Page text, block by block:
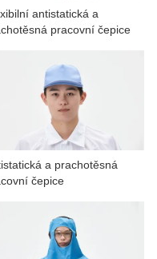
antistatická a
pracovní čepice
a prachotěsná
čepice